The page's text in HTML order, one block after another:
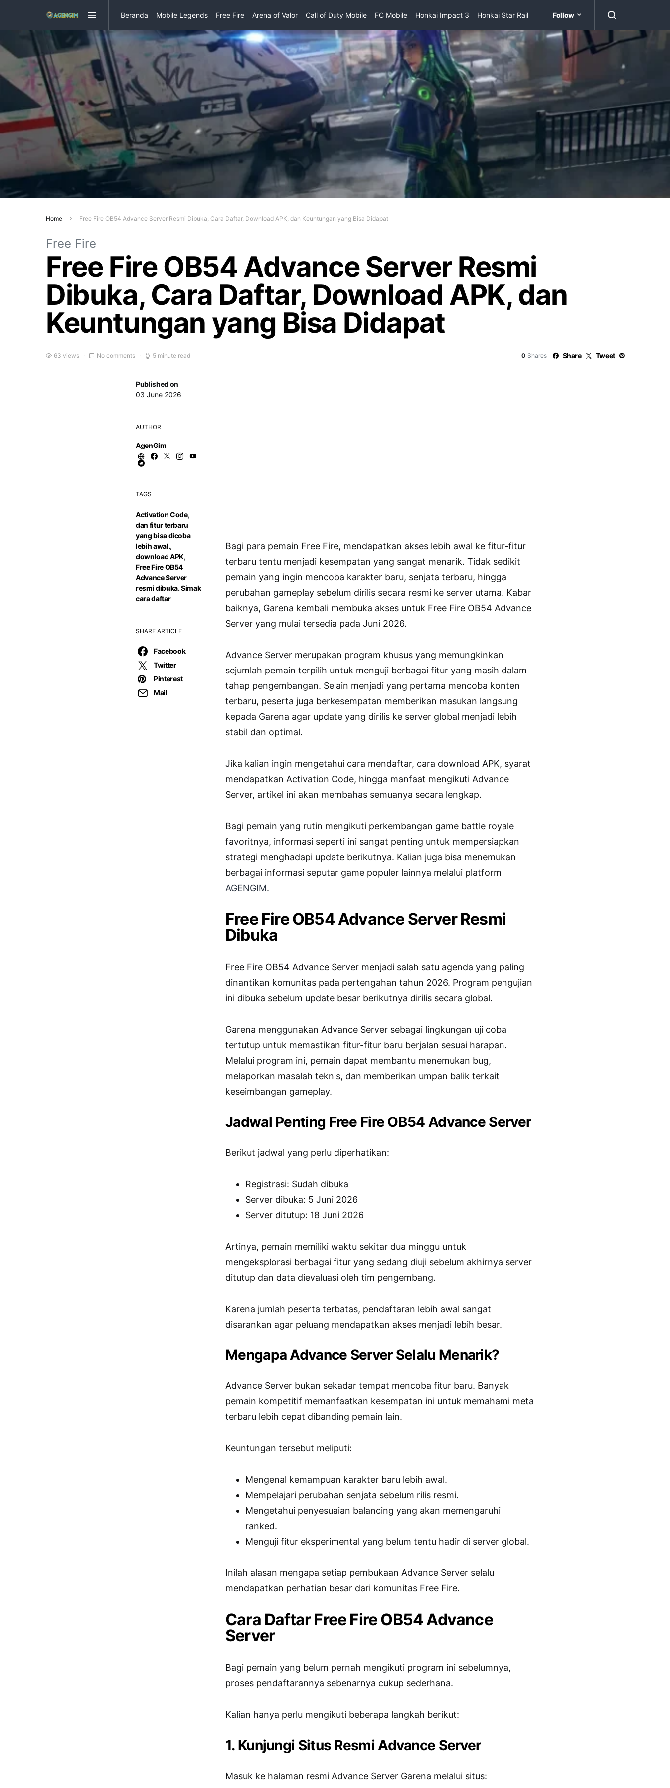
Beranda Mobile Legends Free Fire Arena of Valor Call of Duty Mobile FC Mobile Honkai Impact 3 Honkai Star Rail
Honor of Kings Magic Chess Go Go Point Blank PUBG Mobile Sausage Man War Robots Zenless Zone Zero
Genshin Impact Seal M Sea Valorant
Follow
Home Free Fire OB54 Advance Server Resmi Dibuka, Cara Daftar, Download APK, dan Keuntungan yang Bisa Didapat
Free Fire
Free Fire OB54 Advance Server Resmi
Dibuka, Cara Daftar, Download APK, dan
Keuntungan yang Bisa Didapat
63 views No comments 5 minute read 0 Shares Share Tweet
Published on
03 June 2026
AUTHOR
AgenGim
TAGS
Activation Code,
dan fitur terbaru
yang bisa dicoba
lebih awal.,
download APK,
Free Fire OB54
Advance Server
resmi dibuka. Simak
cara daftar
SHARE ARTICLE
Facebook
Twitter
Pinterest
Mail
Bagi para pemain Free Fire, mendapatkan akses lebih awal ke fitur-fitur
terbaru tentu menjadi kesempatan yang sangat menarik. Tidak sedikit
pemain yang ingin mencoba karakter baru, senjata terbaru, hingga
perubahan gameplay sebelum dirilis secara resmi ke server utama. Kabar
baiknya, Garena kembali membuka akses untuk Free Fire OB54 Advance
Server yang mulai tersedia pada Juni 2026.
Advance Server merupakan program khusus yang memungkinkan
sejumlah pemain terpilih untuk menguji berbagai fitur yang masih dalam
tahap pengembangan. Selain menjadi yang pertama mencoba konten
terbaru, peserta juga berkesempatan memberikan masukan langsung
kepada Garena agar update yang dirilis ke server global menjadi lebih
stabil dan optimal.
Jika kalian ingin mengetahui cara mendaftar, cara download APK, syarat
mendapatkan Activation Code, hingga manfaat mengikuti Advance
Server, artikel ini akan membahas semuanya secara lengkap.
Bagi pemain yang rutin mengikuti perkembangan game battle royale
favoritnya, informasi seperti ini sangat penting untuk mempersiapkan
strategi menghadapi update berikutnya. Kalian juga bisa menemukan
berbagai informasi seputar game populer lainnya melalui platform
AGENGIM.
Free Fire OB54 Advance Server Resmi
Dibuka
Free Fire OB54 Advance Server menjadi salah satu agenda yang paling
dinantikan komunitas pada pertengahan tahun 2026. Program pengujian
ini dibuka sebelum update besar berikutnya dirilis secara global.
Garena menggunakan Advance Server sebagai lingkungan uji coba
tertutup untuk memastikan fitur-fitur baru berjalan sesuai harapan.
Melalui program ini, pemain dapat membantu menemukan bug,
melaporkan masalah teknis, dan memberikan umpan balik terkait
keseimbangan gameplay.
Jadwal Penting Free Fire OB54 Advance Server
Berikut jadwal yang perlu diperhatikan:
Registrasi: Sudah dibuka
Server dibuka: 5 Juni 2026
Server ditutup: 18 Juni 2026
Artinya, pemain memiliki waktu sekitar dua minggu untuk
mengeksplorasi berbagai fitur yang sedang diuji sebelum akhirnya server
ditutup dan data dievaluasi oleh tim pengembang.
Karena jumlah peserta terbatas, pendaftaran lebih awal sangat
disarankan agar peluang mendapatkan akses menjadi lebih besar.
Mengapa Advance Server Selalu Menarik?
Advance Server bukan sekadar tempat mencoba fitur baru. Banyak
pemain kompetitif memanfaatkan kesempatan ini untuk memahami meta
terbaru lebih cepat dibanding pemain lain.
Keuntungan tersebut meliputi:
Mengenal kemampuan karakter baru lebih awal.
Mempelajari perubahan senjata sebelum rilis resmi.
Mengetahui penyesuaian balancing yang akan memengaruhi
ranked.
Menguji fitur eksperimental yang belum tentu hadir di server global.
Inilah alasan mengapa setiap pembukaan Advance Server selalu
mendapatkan perhatian besar dari komunitas Free Fire.
Cara Daftar Free Fire OB54 Advance
Server
Bagi pemain yang belum pernah mengikuti program ini sebelumnya,
proses pendaftarannya sebenarnya cukup sederhana.
Kalian hanya perlu mengikuti beberapa langkah berikut:
1. Kunjungi Situs Resmi Advance Server
Masuk ke halaman resmi Advance Server Garena melalui situs: